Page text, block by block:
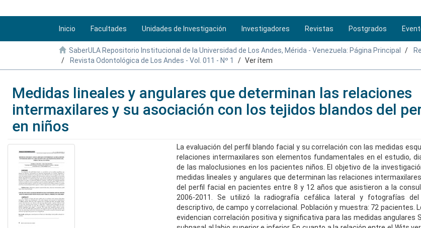
Inicio Facultades Unidades de Investigación Investigadores Revistas Postgrados
SaberULA Repositorio Institucional de la Universidad de Los Andes, Mérida - Venezuela: Página Principal
Revista Odontológica de Los Andes - Vol. 011 - Nº 1
Ver ítem
Medidas lineales y angulares que determinan las relaciones
intermaxilares y su asociación con los tejidos blandos del
en niños
La evaluación del perfil blando facial y su correlación con las medidas
relaciones intermaxilares son elementos fundamentales en el estudio,
de las maloclusiones en los pacientes niños. El objetivo de la
medidas lineales y angulares que determinan las relaciones
del perfil facial en pacientes entre 8 y 12 años que asistieron a la
2006-2011. Se utilizó la radiografía cefálica lateral y fotografías
descriptivo, de campo y correlacional. Población y muestra: 72 pacientes.
evidencian correlación positiva y significativa para las medidas angulares